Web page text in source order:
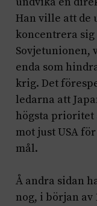
Han ville att de
koncentrera
Sovjetunionen,
enda som
krig. Det
ledarna att
högsta
mot just USA
mål.
Å andra sidan
nog, i början av